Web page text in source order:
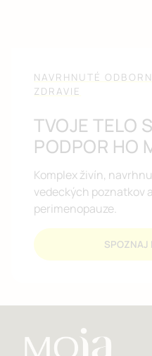
NAVRHNUTÉ
ZDRAVIE
TVOJE TELO
PODPOR HO
Komplex živín,
vedeckých poznatkov
perimenopauze.
SPOZNAJ